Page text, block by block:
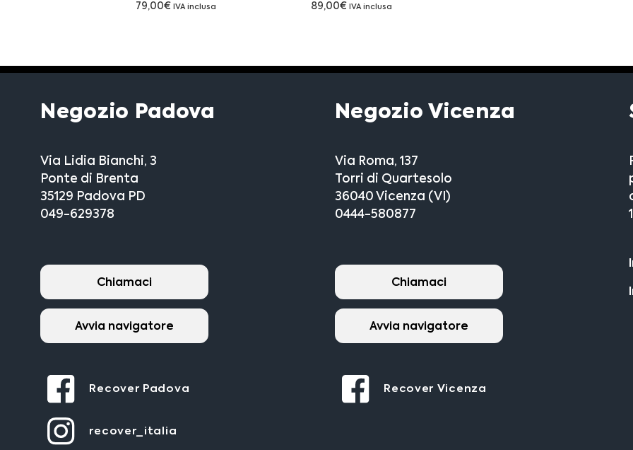
79,00€ IVA inclusa 89,00€ IVA inclusa
Negozio Padova
Via Lidia Bianchi, 3
Ponte di Brenta
35129 Padova PD
049-629378
Chiamaci
Avvia navigatore
Recover Padova
recover_italia
Negozio Vicenza
Via Roma, 137
Torri di Quartesolo
36040 Vicenza (VI)
0444-580877
Chiamaci
Avvia navigatore
Recover Vicenza